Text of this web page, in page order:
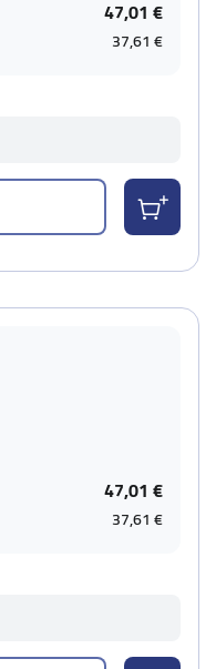
47,01 €
37,61 €
47,01 €
37,61 €